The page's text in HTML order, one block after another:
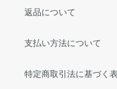
返品について
支払い方法について
特定商取引法に基づく